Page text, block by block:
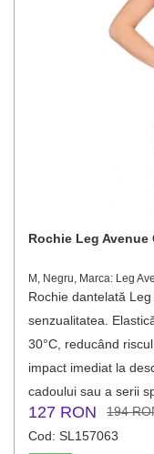
Rochie Leg Avenue
M, Negru, Marca: Leg
Rochie dantelată
senzualitatea.
30°C, reducând
impact imediat la
cadoului sau a serii
127 RON
194
Cod: SL157063